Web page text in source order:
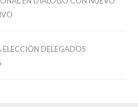
DELEGADOS